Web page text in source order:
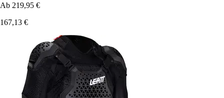
Ab 219,95 €
167,13 €